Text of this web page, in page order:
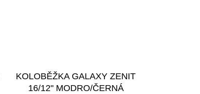
KOLOBĚŽKA GALAXY ZENIT
16/12" MODRO/ČERNÁ